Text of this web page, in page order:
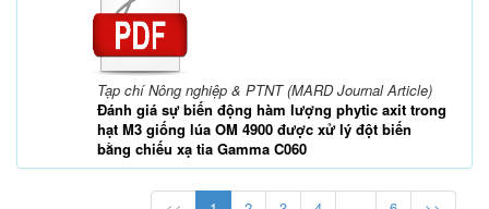
Tạp chí Nông nghiệp & PTNT (MARD Journal Article)
Đánh giá sự biến động hàm lượng phytic axit trong
hạt M3 giống lúa OM 4900 được xử lý đột biến
bằng chiếu xạ tia Gamma C060